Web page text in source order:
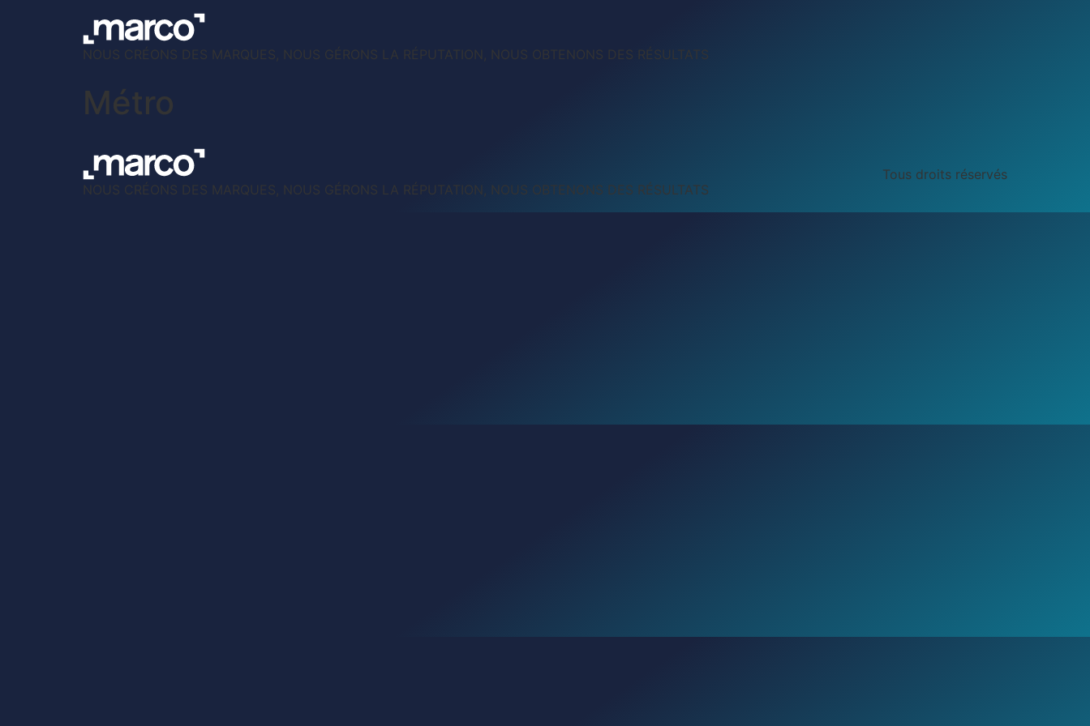
NOUS CRÉONS DES MARQUES, NOUS GÉRONS LA RÉPUTATION, NOUS OBTENONS DES RÉSULTATS
Métro
NOUS CRÉONS DES MARQUES, NOUS GÉRONS LA RÉPUTATION, NOUS OBTENONS DES RÉSULTATS
Tous droits réservés